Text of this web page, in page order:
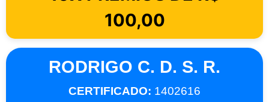
100,00
RODRIGO C. D. S. R.
CERTIFICADO: 1402616